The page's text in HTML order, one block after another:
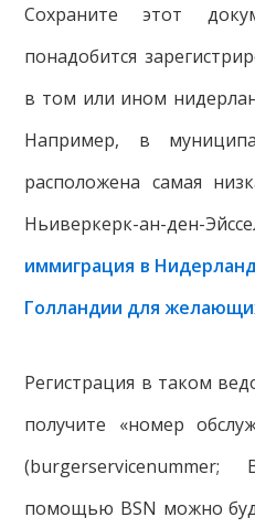
Сохраните этот
понадобится
в том или ином
Например, в
расположена самая
Ньиверкерк-ан-ден-
иммиграция в
Голландии для
Регистрация в таком
получите «номер
помощью BSN можно